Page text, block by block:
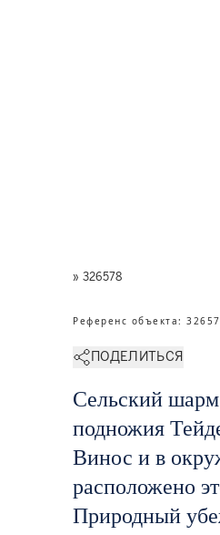
» 326578
Референс объекта:
ПОДЕЛИТЬСЯ
Сельский
подножия
Винос и в
расположено
Природный